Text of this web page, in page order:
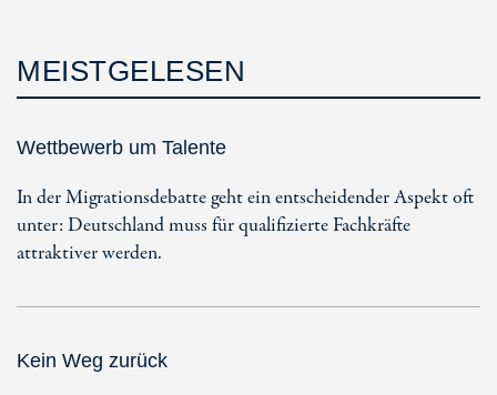
MEISTGELESEN
Wettbewerb um Talente
In der Migrationsdebatte geht ein entscheidender Aspekt oft
unter: Deutschland muss für qualifizierte Fachkräfte
attraktiver werden.
Kein Weg zurück